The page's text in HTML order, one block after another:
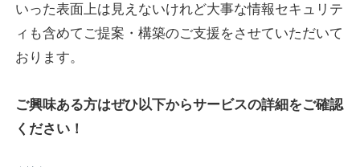
いった表面上は見えないけれど大事な情報セキュリテ
ィも含めてご提案・構築のご支援をさせていただいて
おります。
ご興味ある方はぜひ以下からサービスの詳細をご確認
ください！